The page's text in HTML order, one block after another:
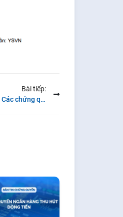
Bài tiếp:
Bản tin chứng quyền 30/08/2021: Các chứng quyền của SSI có giao dịch mạnh